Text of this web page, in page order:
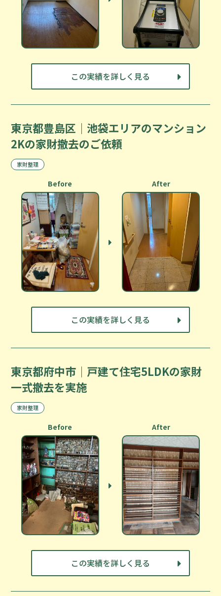
この実績を詳しく見る
東京都豊島区｜池袋エリアのマンション
2Kの家財撤去のご依頼
家財整理
Before After
この実績を詳しく見る
東京都府中市｜戸建て住宅5LDKの家財
一式撤去を実施
家財整理
Before After
この実績を詳しく見る